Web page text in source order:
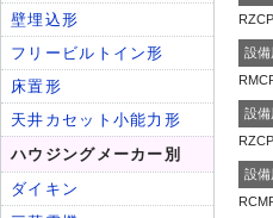
設備
設備
設備